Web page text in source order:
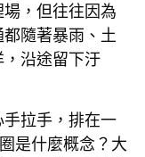
，但往往因為
隨著暴雨、土
沿途留下汙
拉手，排在一
是什麼概念？大